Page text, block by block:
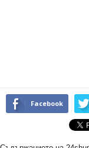
Facebook